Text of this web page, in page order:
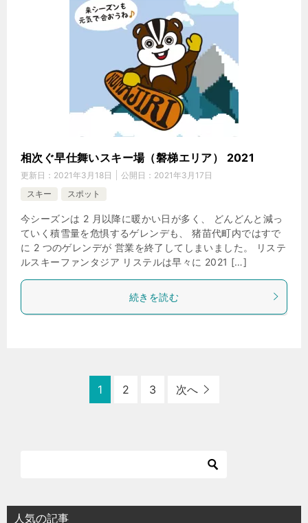
相次ぐ早仕舞いスキー場（磐梯エリア） 2021
更新日： 2021年3月18日 公開日： 2021年3月17日
スキー
スポット
今シーズンは 2 月以降に暖かい日が多く、 どんどんと減っ
ていく積雪量を危惧するゲレンデも、 猪苗代町内ではすで
に 2 つのゲレンデが 営業を終了してしまいました。 リステ
ルスキーファンタジア リステルは早々に 2021 […]
続きを読む
1 2 3 次へ
人気の記事